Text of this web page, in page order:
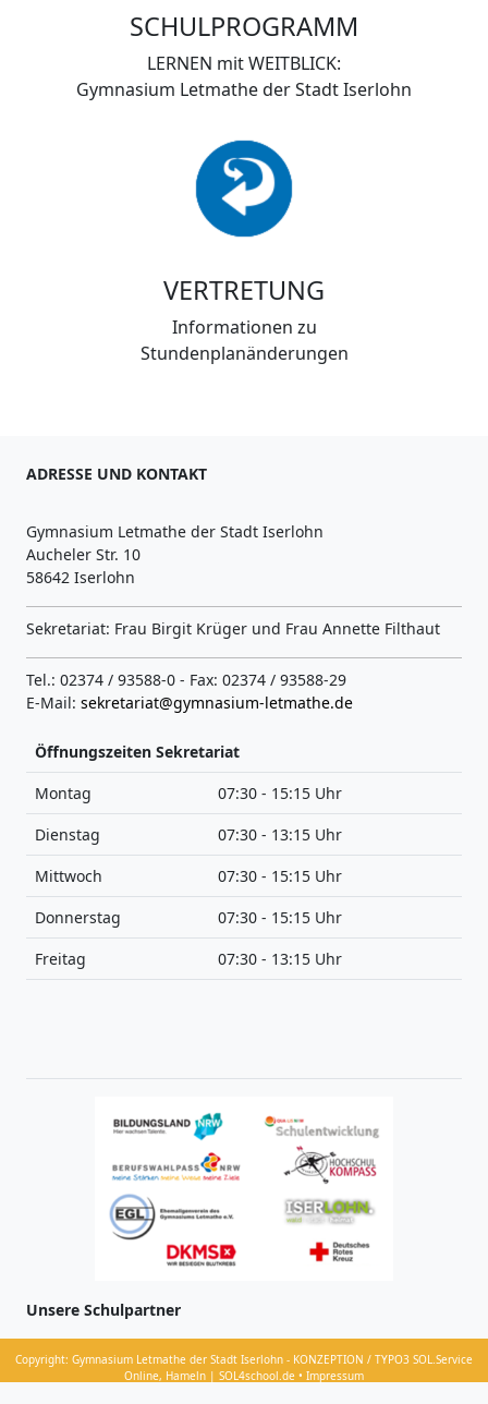
SCHULPROGRAMM
LERNEN mit WEITBLICK:
Gymnasium Letmathe der Stadt Iserlohn
VERTRETUNG
Informationen zu
Stundenplanänderungen
ADRESSE UND KONTAKT
Gymnasium Letmathe der Stadt Iserlohn
Aucheler Str. 10
58642 Iserlohn
Sekretariat: Frau Birgit Krüger und Frau Annette Filthaut
Tel.: 02374 / 93588-0 - Fax: 02374 / 93588-29
E-Mail: sekretariat@gymnasium-letmathe.de
Öffnungszeiten Sekretariat
Montag
07:30 - 15:15 Uhr
Dienstag
07:30 - 13:15 Uhr
Mittwoch
07:30 - 15:15 Uhr
Donnerstag
07:30 - 15:15 Uhr
Freitag
07:30 - 13:15 Uhr
Unsere Schulpartner
Copyright: Gymnasium Letmathe der Stadt Iserlohn - KONZEPTION / TYPO3 SOL.Service
Online, Hameln | SOL4school.de • Impressum